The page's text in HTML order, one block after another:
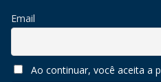
Email
Ao continuar, você aceita a